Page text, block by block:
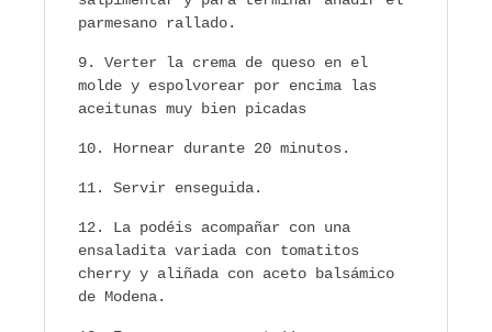
parmesano rallado.
Verter la crema de queso en el
molde y espolvorear por encima las
aceitunas muy bien picadas
Hornear durante 20 minutos.
Servir enseguida.
La podéis acompañar con una
ensaladita variada con tomatitos
cherry y aliñada con aceto balsámico
de Modena.